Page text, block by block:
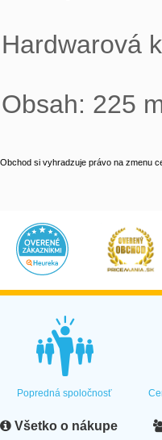
Hardwarová
Obsah: 225
Obchod si vyhradzuje právo na zmenu
Popredná spoločnosť
Všetko o nákupe